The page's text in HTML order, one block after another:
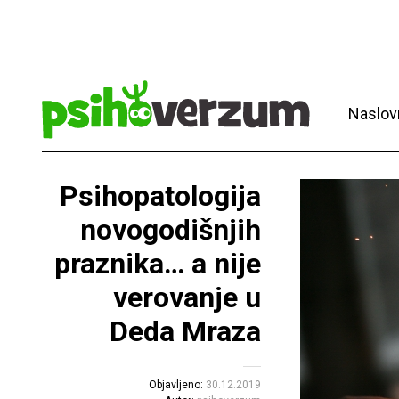
Psihopatologija
novogodišnjih
praznika… a nije
verovanje u
Deda Mraza
Objavljeno: 30.12.2019